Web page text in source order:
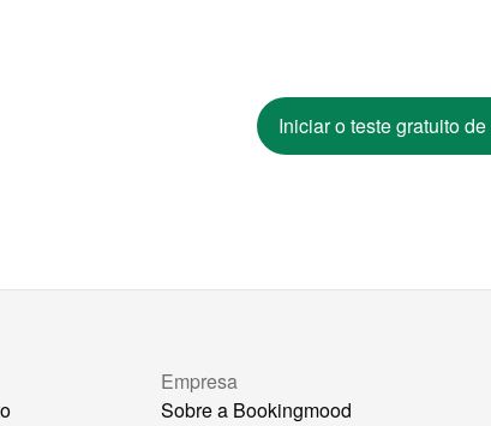
Iniciar o teste gratuito
Empresa
Sobre a Bookingmood